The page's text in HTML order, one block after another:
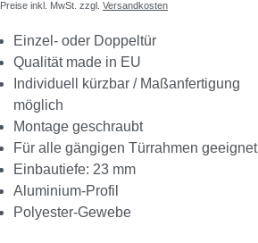
Preise inkl. MwSt. zzgl. Versandkosten
Einzel- oder Doppeltür
Qualität made in EU
Individuell kürzbar / Maßanfertigung
möglich
Montage geschraubt
Für alle gängigen Türrahmen geeignet
Einbautiefe: 23 mm
Aluminium-Profil
Polyester-Gewebe